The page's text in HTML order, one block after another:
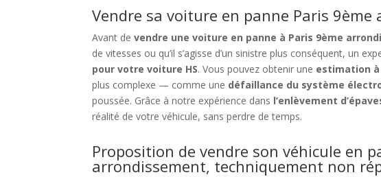
Vendre sa voiture en panne Paris
Avant devendre une voiture en panne à Paris 9ème
de vitesses ou qu’il s’agisse d’un sinistre plus conséquent, un
pour votre voiture HS. Vous pouvez obtenir une estimation
plus complexe — comme une défaillance du système
poussée. Grâce à notre expérience dans l’enlèvement
réalité de votre véhicule, sans perdre de temps.
Proposition de vendre son véhicule en
arrondissement, techniquement non